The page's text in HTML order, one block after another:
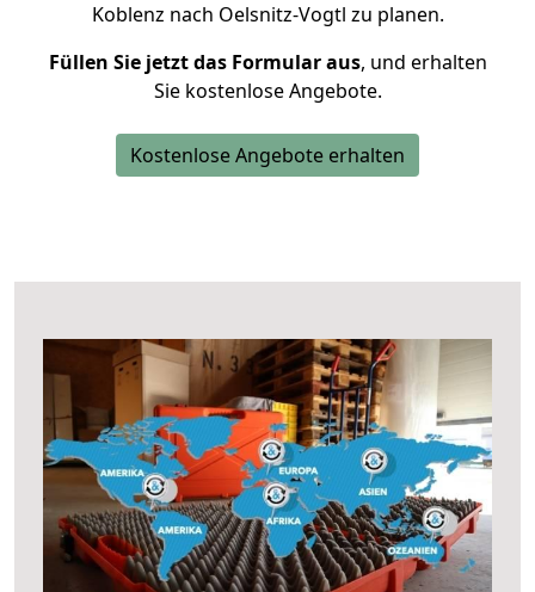
Koblenz nach Oelsnitz-Vogtl zu planen.
Füllen Sie jetzt das Formular aus, und erhalten
Sie kostenlose Angebote.
Kostenlose Angebote erhalten